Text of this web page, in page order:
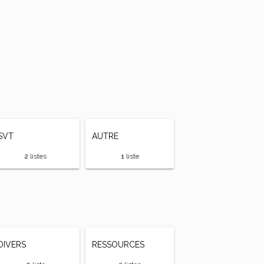
2 listes
AUTRE
1liste
RESSOURCES